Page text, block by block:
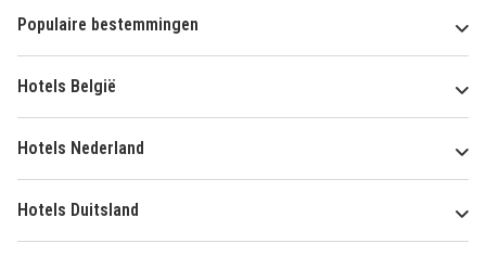
Populaire bestemmingen
Hotels België
Hotels Nederland
Hotels Duitsland